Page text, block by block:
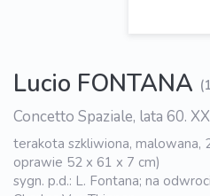
Lucio FONTANA
Concetto Spaziale, lata 60.
terakota szkliwiona, malowana,
oprawie 52 x 61 x 7 cm)
sygn. p.d.: L. Fontana; na